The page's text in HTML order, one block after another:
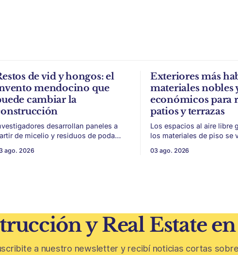
de vid y hongos: el
mendocino que
cambiar la
desarrollan paneles a
de micelio y residuos de poda
y acústica de menor impacto
ago. 2026
Exteriores más
materiales nobles
económicos para
patios y terrazas
Los espacios al aire libre
los materiales de piso se
sin encarar una gran obra. Patios,
03 ago. 2026
y Real Estate
a nuestro newsletter y recibí noticias cortas